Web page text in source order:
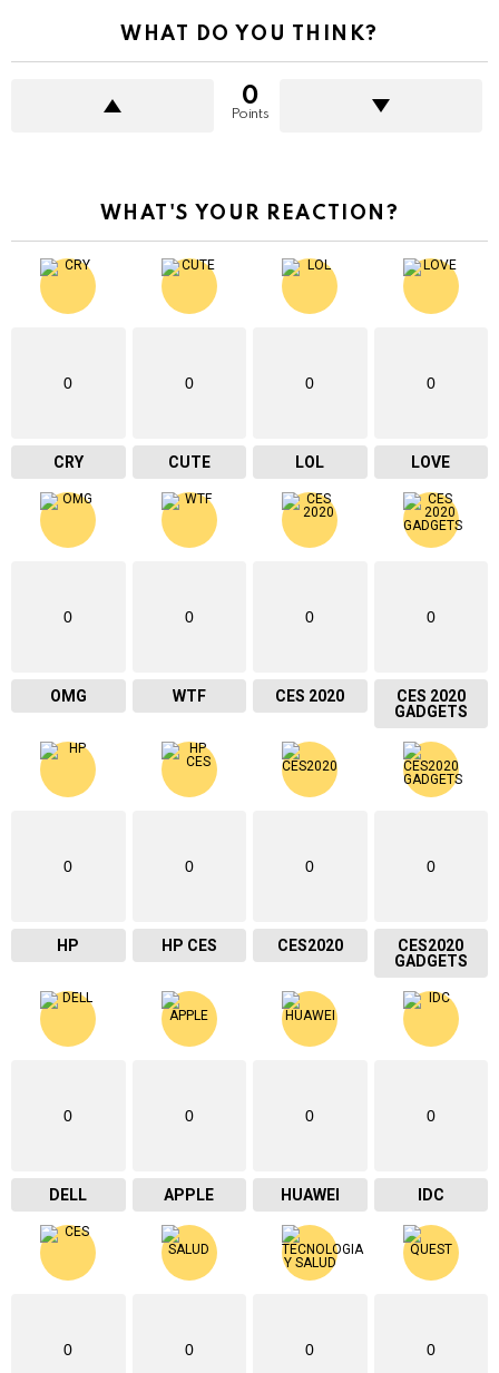
WHAT DO YOU THINK?
0
Points
WHAT'S YOUR REACTION?
0
CRY
0
CUTE
0
LOL
0
LOVE
0
OMG
0
WTF
0
CES 2020
0
CES 2020
GADGETS
0
HP
0
HP CES
0
CES2020
0
CES2020
GADGETS
0
DELL
0
APPLE
0
HUAWEI
0
IDC
0 0 0 0